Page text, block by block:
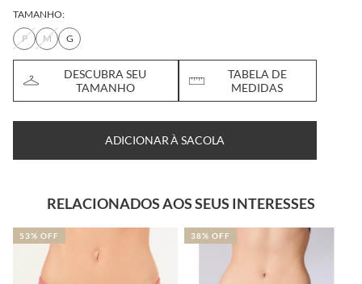
TAMANHO:
P
M G
DESCUBRA SEU
TAMANHO
TABELA DE
MEDIDAS
ADICIONAR À SACOLA
RELACIONADOS AOS SEUS INTERESSES
53% OFF 38% OFF